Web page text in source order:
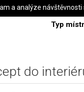
Typ
do
a analýze